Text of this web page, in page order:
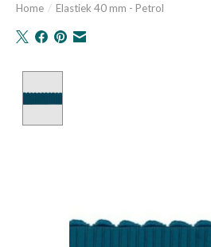
Home / Elastiek 40 mm - Petrol